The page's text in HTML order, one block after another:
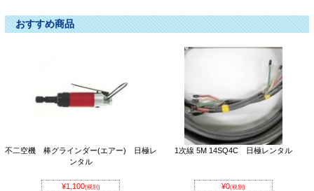
おすすめ商品
不二空機 棒グラインダー(エアー) 日極レ
ンタル
¥1,100(税別)
1次線 5M 14SQ4C 日極レンタル
¥0(税別)